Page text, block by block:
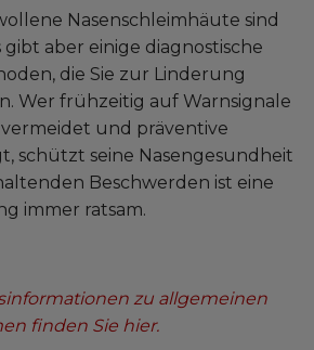
Nasenschleimhäute sind
gibt aber einige diagnostische
die Sie zur Linderung
Wer frühzeitig auf Warnsignale
und präventive
schützt seine Nasengesundheit
Beschwerden ist eine
immer ratsam.
zu allgemeinen
finden Sie hier.